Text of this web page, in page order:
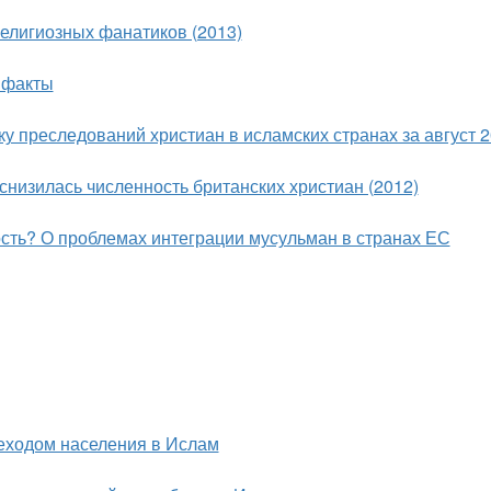
фанатиков (2013)
преследований христиан в исламских странах за август
численность британских христиан (2012)
О проблемах интеграции мусульман в странах ЕС
населения в Ислам